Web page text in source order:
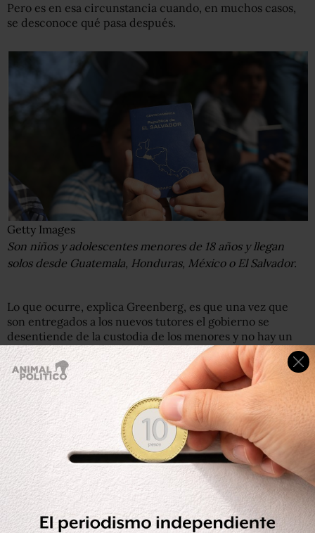
Pero es en esa circunstancia cuando, en muchos casos,
se desconoce qué pasa después.
Getty Images
Son niños y adolescentes menores de 18 años y llegan
solos desde Guatemala, Honduras, México o El Salvador.
Lo que ocurre, explica Greenberg, es que una vez que
son entregados a los nuevos tutores el gobierno se
desentiende de la custodia de los menores y no hay un
programa que le dé un seguimiento a su situación
posterior.
“Hay un procedimiento de hacer una llamada telefónica a
los 30 días de entregar la custodia para saber si la familia
o persona que se hizo cargo tiene preguntas, alguna
necesidad de servicios, referencias… Pero más allá de
esto, no existe otro tipo mecanismo y, en ocasiones, se da
el caso de que cuando se hace esa llamada, ya los
menores no están con esas personas y se les pierde el
rastro”, señala.